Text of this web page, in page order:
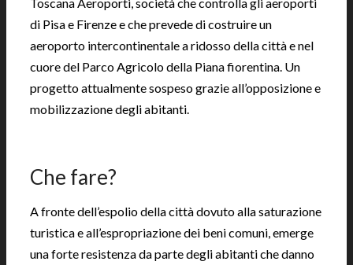
di Pisa e Firenze e che prevede di costruire un
aeroporto intercontinentale a ridosso della città e nel
cuore del Parco Agricolo della Piana fiorentina. Un
progetto attualmente sospeso grazie all’opposizione e
mobilizzazione degli abitanti.
Che fare?
A fronte dell’espolio della città dovuto alla saturazione
turistica e all’espropriazione dei beni comuni, emerge
una forte resistenza da parte degli abitanti che danno